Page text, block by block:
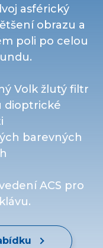
asférický
obrazu a
poli po celou
Volk žlutý filtr
dioptrické
barevných
ACS pro